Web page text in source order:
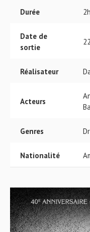
Durée
Date de
sortie
Réalisateur
Acteurs
Genres
Nationalité